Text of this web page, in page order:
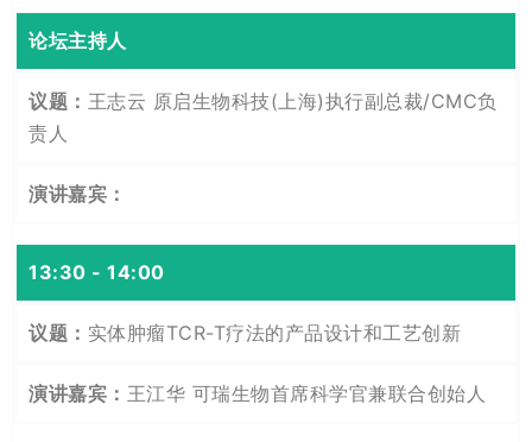
论坛主持人
王志云 原启生物科技(上海)执行副总裁/CMC负
责人
13:30 - 14:00
实体肿瘤TCR-T疗法的产品设计和工艺创新
王江华 可瑞生物首席科学官兼联合创始人